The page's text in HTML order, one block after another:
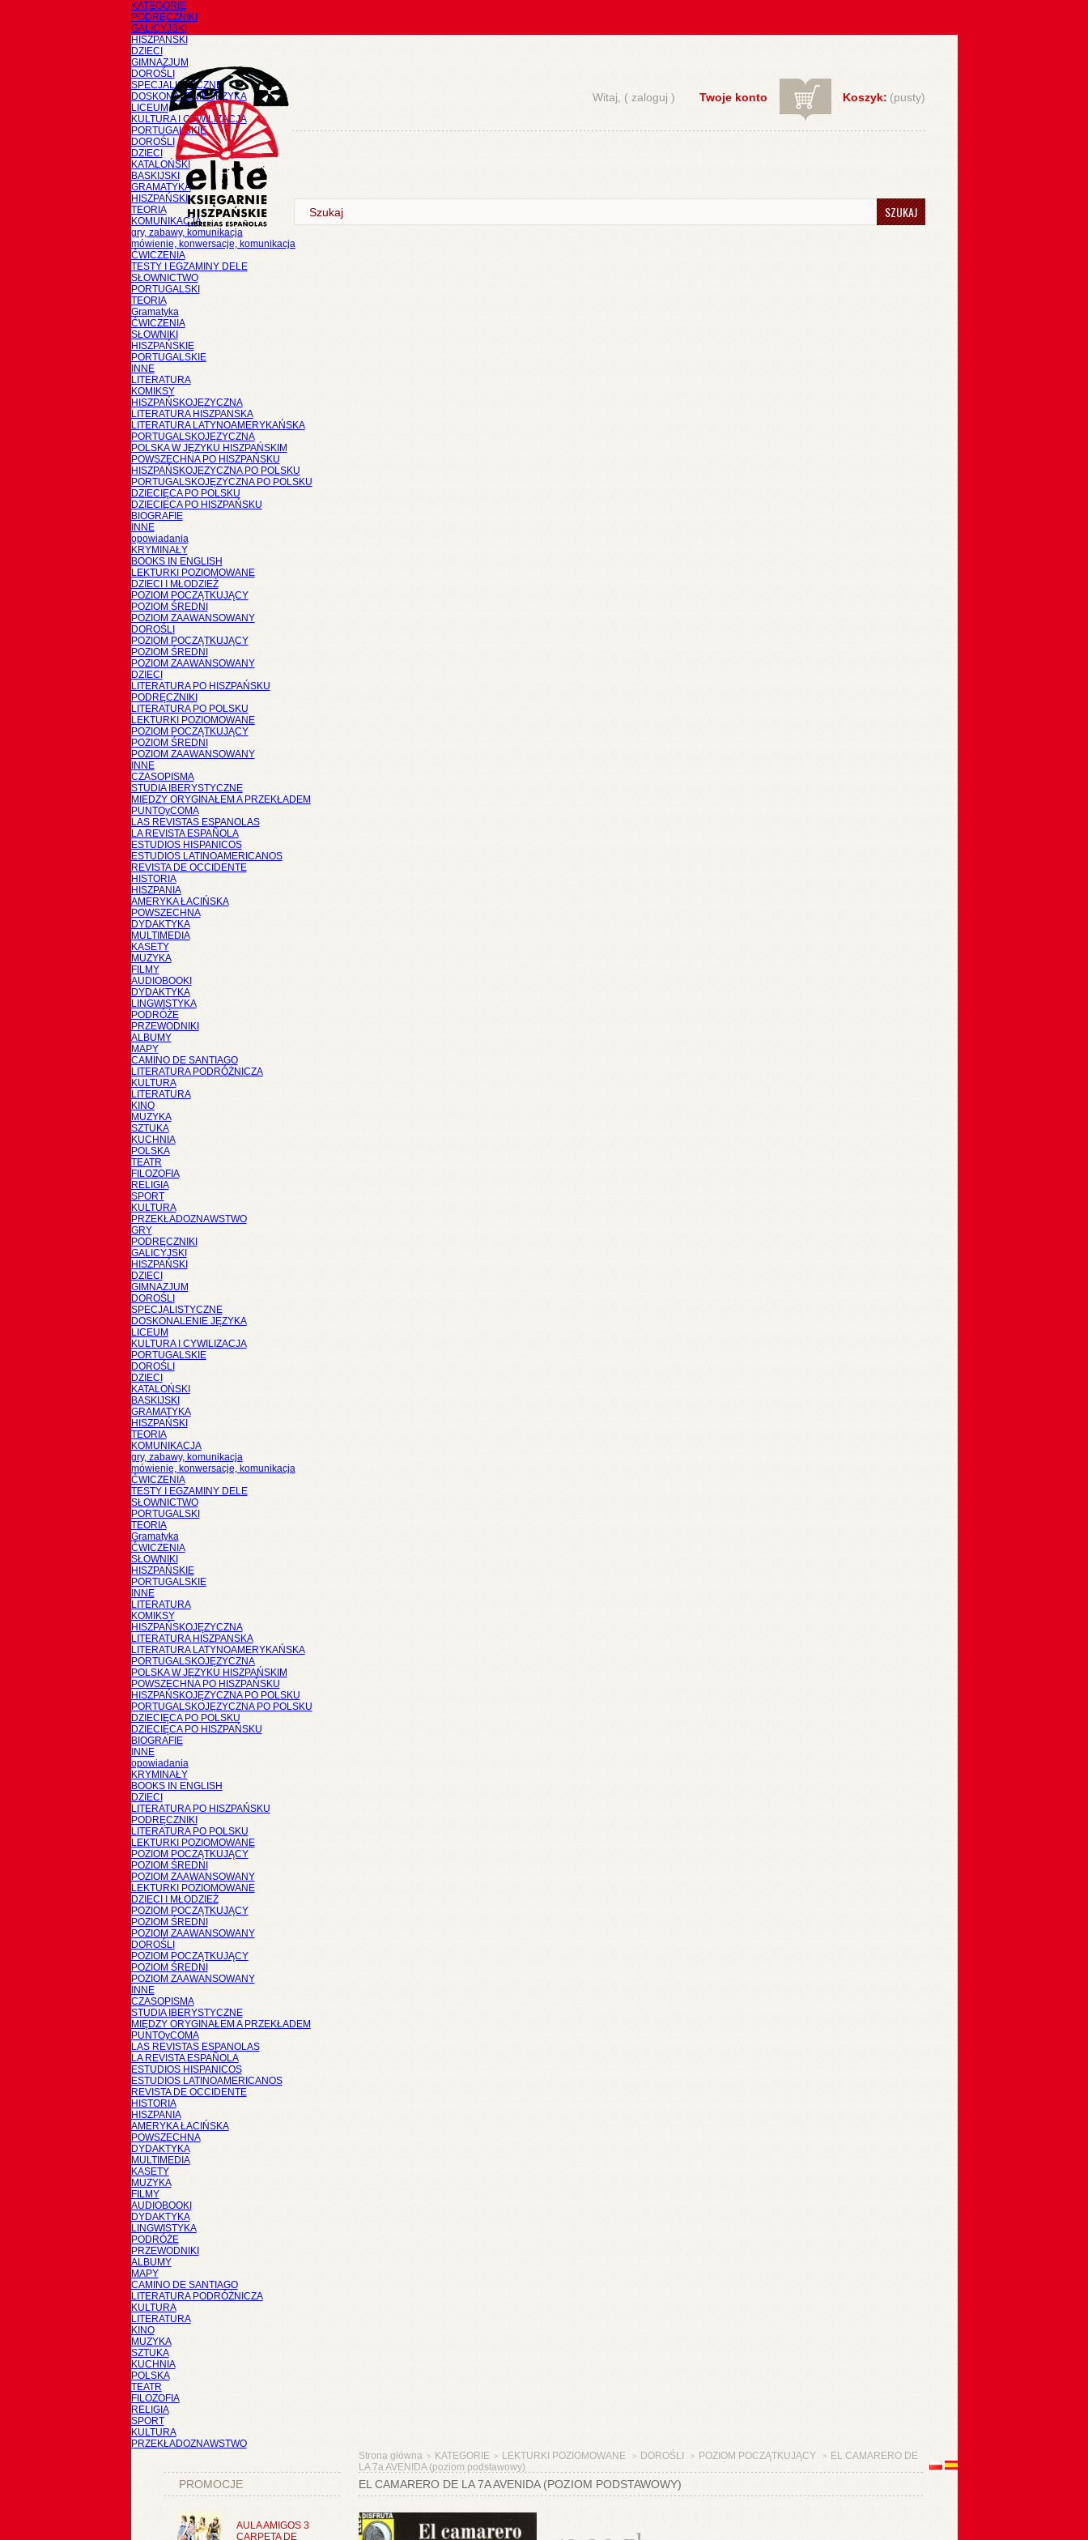
KATEGORIE
PODRĘCZNIKI
GALICYJSKI
HISZPAŃSKI
DZIECI
GIMNAZJUM
DOROŚLI
SPECJALISTYCZNE
DOSKONALENIE JĘZYKA
LICEUM
KULTURA I CYWILIZACJA
PORTUGALSKIE
DOROŚLI
DZIECI
KATALOŃSKI
BASKIJSKI
GRAMATYKA
HISZPAŃSKI
TEORIA
KOMUNIKACJA
gry, zabawy, komunikacja
mówienie, konwersacje, komunikacja
ĆWICZENIA
TESTY I EGZAMINY DELE
SŁOWNICTWO
PORTUGALSKI
TEORIA
Gramatyka
ĆWICZENIA
SŁOWNIKI
HISZPAŃSKIE
PORTUGALSKIE
INNE
LITERATURA
KOMIKSY
HISZPAŃSKOJĘZYCZNA
LITERATURA HISZPANSKA
LITERATURA LATYNOAMERYKAŃSKA
PORTUGALSKOJĘZYCZNA
POLSKA W JĘZYKU HISZPAŃSKIM
POWSZECHNA PO HISZPAŃSKU
HISZPAŃSKOJĘZYCZNA PO POLSKU
PORTUGALSKOJĘZYCZNA PO POLSKU
DZIECIĘCA PO POLSKU
DZIECIĘCA PO HISZPAŃSKU
BIOGRAFIE
INNE
opowiadania
KRYMINAŁY
BOOKS IN ENGLISH
LEKTURKI POZIOMOWANE
DZIECI I MŁODZIEŻ
POZIOM POCZĄTKUJĄCY
POZIOM ŚREDNI
POZIOM ZAAWANSOWANY
DOROŚLI
POZIOM POCZĄTKUJĄCY
POZIOM ŚREDNI
POZIOM ZAAWANSOWANY
DZIECI
LITERATURA PO HISZPAŃSKU
PODRĘCZNIKI
LITERATURA PO POLSKU
LEKTURKI POZIOMOWANE
POZIOM POCZĄTKUJĄCY
POZIOM ŚREDNI
POZIOM ZAAWANSOWANY
INNE
CZASOPISMA
STUDIA IBERYSTYCZNE
MIĘDZY ORYGINAŁEM A PRZEKŁADEM
PUNTOyCOMA
LAS REVISTAS ESPANOLAS
LA REVISTA ESPAÑOLA
ESTUDIOS HISPANICOS
ESTUDIOS LATINOAMERICANOS
REVISTA DE OCCIDENTE
HISTORIA
HISZPANIA
AMERYKA ŁACIŃSKA
POWSZECHNA
DYDAKTYKA
MULTIMEDIA
KASETY
MUZYKA
FILMY
AUDIOBOOKI
DYDAKTYKA
LINGWISTYKA
PODRÓŻE
PRZEWODNIKI
ALBUMY
MAPY
CAMINO DE SANTIAGO
LITERATURA PODRÓŻNICZA
KULTURA
LITERATURA
KINO
MUZYKA
SZTUKA
KUCHNIA
POLSKA
TEATR
FILOZOFIA
RELIGIA
SPORT
KULTURA
PRZEKŁADOZNAWSTWO
GRY
PODRĘCZNIKI
GALICYJSKI
HISZPAŃSKI
DZIECI
GIMNAZJUM
DOROŚLI
SPECJALISTYCZNE
DOSKONALENIE JĘZYKA
LICEUM
KULTURA I CYWILIZACJA
PORTUGALSKIE
DOROŚLI
DZIECI
KATALOŃSKI
BASKIJSKI
GRAMATYKA
HISZPAŃSKI
TEORIA
KOMUNIKACJA
gry, zabawy, komunikacja
mówienie, konwersacje, komunikacja
ĆWICZENIA
TESTY I EGZAMINY DELE
SŁOWNICTWO
PORTUGALSKI
TEORIA
Gramatyka
ĆWICZENIA
SŁOWNIKI
HISZPAŃSKIE
PORTUGALSKIE
INNE
LITERATURA
KOMIKSY
HISZPAŃSKOJĘZYCZNA
LITERATURA HISZPANSKA
LITERATURA LATYNOAMERYKAŃSKA
PORTUGALSKOJĘZYCZNA
POLSKA W JĘZYKU HISZPAŃSKIM
POWSZECHNA PO HISZPAŃSKU
HISZPAŃSKOJĘZYCZNA PO POLSKU
PORTUGALSKOJĘZYCZNA PO POLSKU
DZIECIĘCA PO POLSKU
DZIECIĘCA PO HISZPAŃSKU
BIOGRAFIE
INNE
opowiadania
KRYMINAŁY
BOOKS IN ENGLISH
DZIECI
LITERATURA PO HISZPAŃSKU
PODRĘCZNIKI
LITERATURA PO POLSKU
LEKTURKI POZIOMOWANE
POZIOM POCZĄTKUJĄCY
POZIOM ŚREDNI
POZIOM ZAAWANSOWANY
LEKTURKI POZIOMOWANE
DZIECI I MŁODZIEŻ
POZIOM POCZĄTKUJĄCY
POZIOM ŚREDNI
POZIOM ZAAWANSOWANY
DOROŚLI
POZIOM POCZĄTKUJĄCY
POZIOM ŚREDNI
POZIOM ZAAWANSOWANY
INNE
CZASOPISMA
STUDIA IBERYSTYCZNE
MIĘDZY ORYGINAŁEM A PRZEKŁADEM
PUNTOyCOMA
LAS REVISTAS ESPANOLAS
LA REVISTA ESPAÑOLA
ESTUDIOS HISPANICOS
ESTUDIOS LATINOAMERICANOS
REVISTA DE OCCIDENTE
HISTORIA
HISZPANIA
AMERYKA ŁACIŃSKA
POWSZECHNA
DYDAKTYKA
MULTIMEDIA
KASETY
MUZYKA
FILMY
AUDIOBOOKI
DYDAKTYKA
LINGWISTYKA
PODRÓŻE
PRZEWODNIKI
ALBUMY
MAPY
CAMINO DE SANTIAGO
LITERATURA PODRÓŻNICZA
KULTURA
LITERATURA
KINO
MUZYKA
SZTUKA
KUCHNIA
POLSKA
TEATR
FILOZOFIA
RELIGIA
SPORT
KULTURA
PRZEKŁADOZNAWSTWO
Koszyk: (pusty)
Twoje konto
Witaj, ( zaloguj )
SZUKAJ
PROMOCJE
AULA AMIGOS 3
CARPETA DE
Strona główna > KATEGORIE > LEKTURKI POZIOMOWANE > DOROŚLI > POZIOM POCZĄTKUJĄCY >
EL CAMARERO DE
LA 7a AVENIDA (poziom podstawowy)
EL CAMARERO DE LA 7A AVENIDA (POZIOM PODSTAWOWY)